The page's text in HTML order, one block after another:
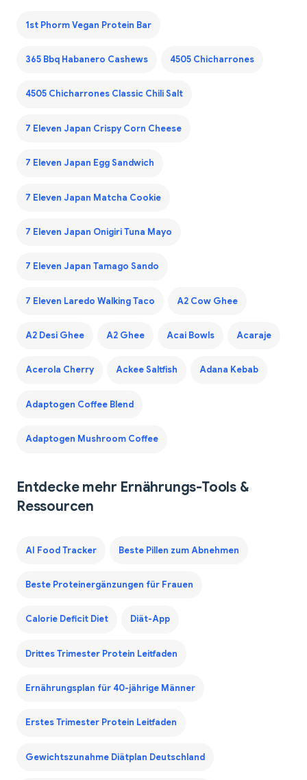
1st Phorm Vegan Protein Bar
365 Bbq Habanero Cashews 4505 Chicharrones
4505 Chicharrones Classic Chili Salt
7 Eleven Japan Crispy Corn Cheese
7 Eleven Japan Egg Sandwich
7 Eleven Japan Matcha Cookie
7 Eleven Japan Onigiri Tuna Mayo
7 Eleven Japan Tamago Sando
7 Eleven Laredo Walking Taco A2 Cow Ghee
A2 Desi Ghee A2 Ghee Acai Bowls Acaraje
Acerola Cherry Ackee Saltfish Adana Kebab
Adaptogen Coffee Blend
Adaptogen Mushroom Coffee
Entdecke mehr Ernährungs-Tools &
Ressourcen
AI Food Tracker Beste Pillen zum Abnehmen
Beste Proteinergänzungen für Frauen
Calorie Deficit Diet Diät-App
Drittes Trimester Protein Leitfaden
Ernährungsplan für 40-jährige Männer
Erstes Trimester Protein Leitfaden
Gewichtszunahme Diätplan Deutschland